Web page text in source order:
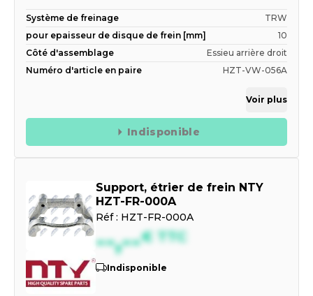
Système de freinage
TRW
pour epaisseur de disque de frein [mm]
10
Côté d'assemblage
Essieu arrière droit
Numéro d'article en paire
HZT-VW-056A
Voir plus
Indisponible
Support, étrier de frein NTY
HZT-FR-000A
Réf : HZT-FR-000A
--,--€ TTC
Indisponible